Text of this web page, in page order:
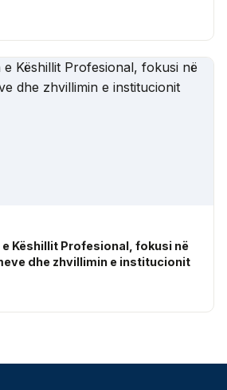
Këshillit Profesional, fokusi në
dhe zhvillimin e institucionit